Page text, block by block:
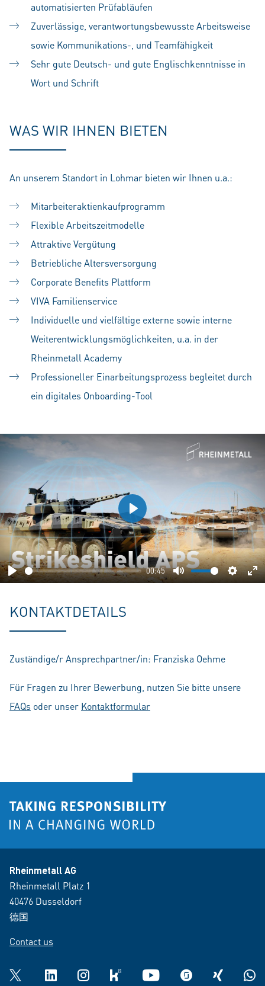
automatisierten Prüfabläufen
Zuverlässige, verantwortungsbewusste Arbeitsweise
sowie Kommunikations-, und Teamfähigkeit
Sehr gute Deutsch- und gute Englischkenntnisse in
Wort und Schrift
WAS WIR IHNEN BIETEN
An unserem Standort in Lohmar bieten wir Ihnen u.a.:
Mitarbeiteraktienkaufprogramm
Flexible Arbeitszeitmodelle
Attraktive Vergütung
Betriebliche Altersversorgung
Corporate Benefits Plattform
VIVA Familienservice
Individuelle und vielfältige externe sowie interne
Weiterentwicklungsmöglichkeiten, u.a. in der
Rheinmetall Academy
Professioneller Einarbeitungsprozess begleitet durch
ein digitales Onboarding-Tool
Play
00:45
Mute
Play
KONTAKTDETAILS
Zuständige/r Ansprechpartner/in: Franziska Oehme
Für Fragen zu Ihrer Bewerbung, nutzen Sie bitte unsere
FAQs oder unser Kontaktformular
Rheinmetall AG
Rheinmetall Platz 1
40476 Dusseldorf
德国
Contact us
Twitter LinkedInInstagramkununu YouTube glassdoorXING